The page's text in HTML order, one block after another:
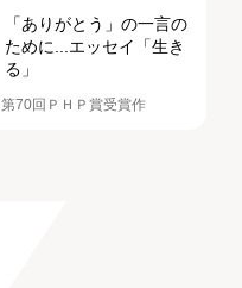
「ありがとう」の一言の
ために...エッセイ「生き
る」
第70回ＰＨＰ賞受賞作